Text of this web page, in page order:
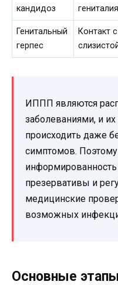
кандидоз
Генитальный
герпес
Контакт
ИППП являются
заболеваниями, и
происходить даже
симптомов.
презервативы и
медицинские
возможных
Основные